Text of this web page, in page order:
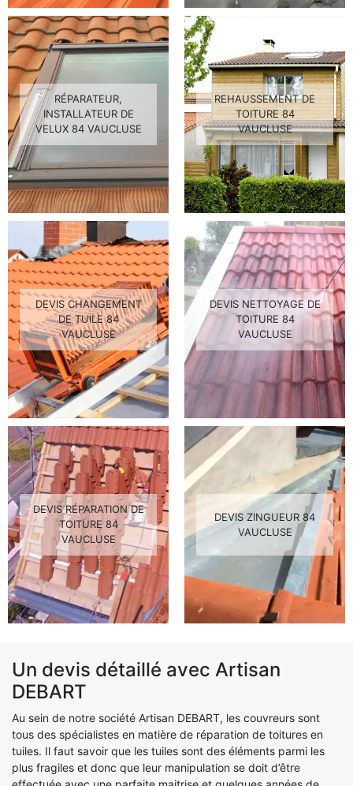
RÉPARATEUR,
INSTALLATEUR DE
VELUX 84 VAUCLUSE
REHAUSSEMENT DE
TOITURE 84
VAUCLUSE
DEVIS CHANGEMENT
DE TUILE 84
VAUCLUSE
DEVIS NETTOYAGE DE
TOITURE 84
VAUCLUSE
DEVIS RÉPARATION DE
TOITURE 84
VAUCLUSE
DEVIS ZINGUEUR 84
VAUCLUSE
Un devis détaillé avec Artisan
DEBART
Au sein de notre société Artisan DEBART, les couvreurs sont
tous des spécialistes en matière de réparation de toitures en
tuiles. Il faut savoir que les tuiles sont des éléments parmi les
plus fragiles et donc que leur manipulation se doit d’être